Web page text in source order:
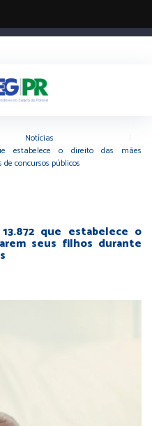
Notícias
estabelece o direito das mães
concursos públicos
que estabelece o
seus filhos durante